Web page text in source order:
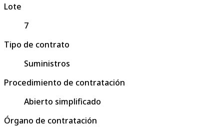
Lote
7
Tipo de contrato
Suministros
Procedimiento de contratación
Abierto simplificado
Órgano de contratación